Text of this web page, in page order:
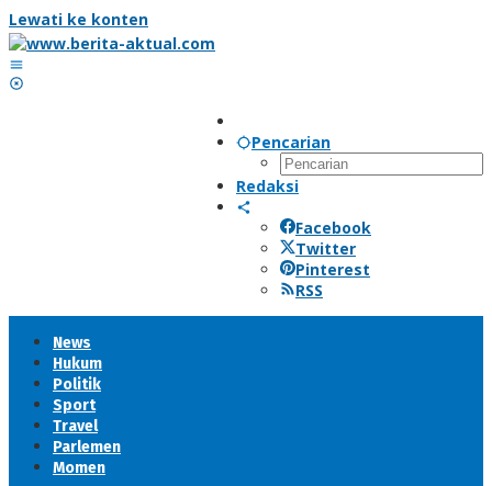
Lewati ke konten
Pencarian
Redaksi
Facebook
Twitter
Pinterest
RSS
News
Hukum
Politik
Sport
Travel
Parlemen
Momen